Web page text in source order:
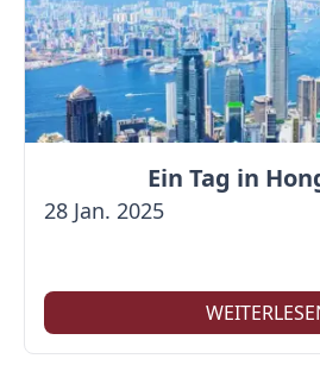
Ein Tag in
28 Jan. 2025